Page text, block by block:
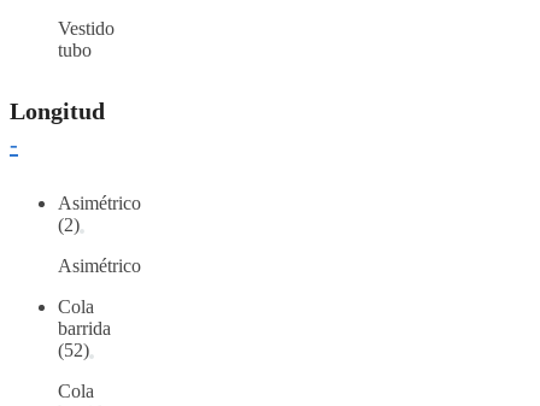
Vestido
tubo
Longitud
-
Asimétrico
(2)
Asimétrico
Cola
barrida
(52)
Cola